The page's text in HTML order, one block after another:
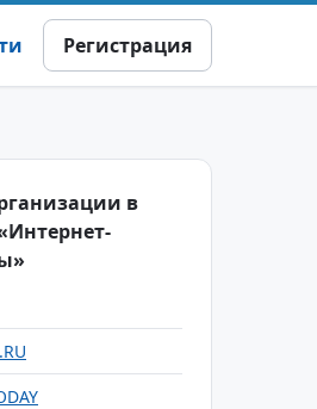
Регистрация
в